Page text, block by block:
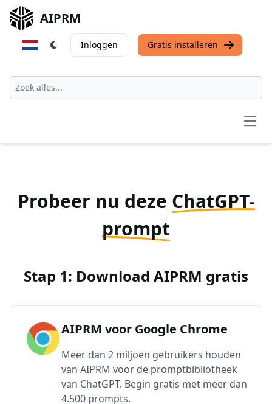
AIPRM
Inloggen Gratis installeren
Probeer nu deze ChatGPT-
prompt
Stap 1: Download AIPRM gratis
AIPRM voor Google Chrome
Meer dan 2 miljoen gebruikers houden
van AIPRM voor de promptbibliotheek
van ChatGPT. Begin gratis met meer dan
4.500 prompts.